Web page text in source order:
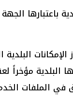
باعتبارها
البلدية
الملفات